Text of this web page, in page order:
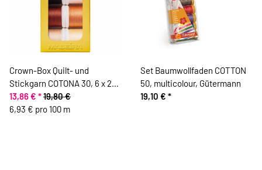
Crown-Box Quilt- und
Stickgarn COTONA 30, 6 x 200
m, Madeira
13,86 € *19,80 €
6,93 € pro 100 m
Set Baumwollfaden COTTON
50, multicolour, Gütermann
19,10 € *